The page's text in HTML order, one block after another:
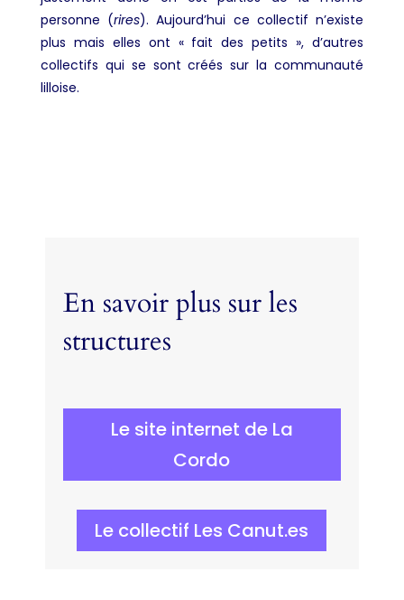
personne (rires). Aujourd’hui ce collectif n’existe
plus mais elles ont « fait des petits », d’autres
collectifs qui se sont créés sur la communauté
lilloise.
En savoir plus sur les
structures
Le site internet de La
Cordo
Le collectif Les Canut.es